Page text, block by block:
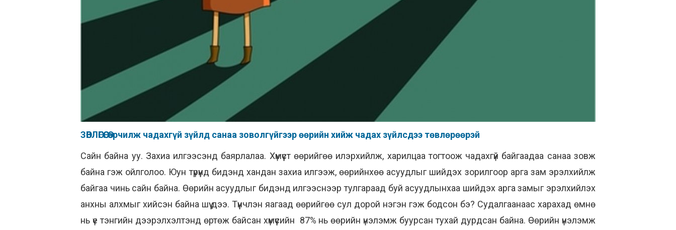
ЗӨВЛӨГӨӨ: Өөрчилж чадахгүй зүйлд санаа зоволгүйгээр өөрийн хийж чадах зүйлсдээ төвлөрөөрэй
Сайн байна уу. Захиа илгээсэнд баярлалаа. Хүмүүст өөрийгөө илэрхийлж, харилцаа тогтоож чадахгүй байгаадаа санаа зовж
байна гэж ойлголоо. Юун түрүүнд бидэнд хандан захиа илгээж, өөрийнхөө асуудлыг шийдэх зорилгоор арга зам эрэлхийлж
байгаа чинь сайн байна. Өөрийн асуудлыг бидэнд илгээснээр тулгараад буй асуудлынхаа шийдэх арга замыг эрэлхийлэх
анхны алхмыг хийсэн байна шүү дээ. Түүнчлэн яагаад өөрийгөө сул дорой нэгэн гэж бодсон бэ? Судалгаанаас харахад өмнө
нь үе тэнгийн дээрэлхэлтэнд өртөж байсан хүмүүсийн 87% нь өөрийн үнэлэмж буурсан тухай дурдсан байна. Өөрийн үнэлэмж